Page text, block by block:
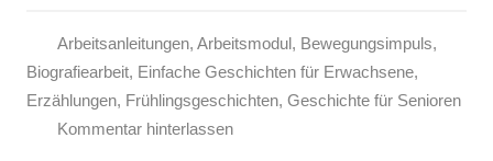
Arbeitsanleitungen, Arbeitsmodul, Bewegungsimpuls,
Biografiearbeit, Einfache Geschichten für Erwachsene,
Erzählungen, Frühlingsgeschichten, Geschichte für Senioren
Kommentar hinterlassen